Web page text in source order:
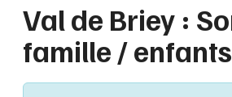
Grands événements
Bordeaux
Colmar
Lille
Val de Briey :
famille / enfants
Lorraine
Partout Près de moi
Quand ?
Aujourd'hui
Demain Ce week-end